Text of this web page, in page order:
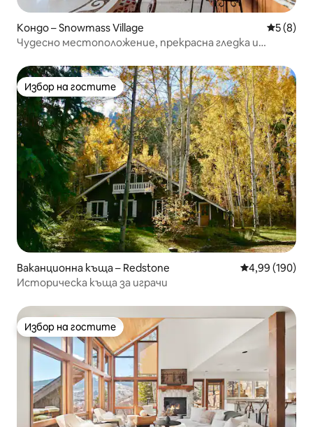
Кондо – Snowmass Village Средна
5 (8)
Чудесно местоположение, прекрасна гледка и
Избор на гостите
Избор на гостите
Ваканционна къща – Redstone Средна
4,99 (190)
Историческа къща за играчи
Избор на гостите
Избор на гостите